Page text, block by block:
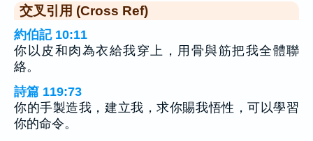
交叉引用 (Cross Ref)
約伯記 10:11
你以皮和肉為衣給我穿上，用骨與筋把我全體聯
絡。
詩篇 119:73
你的手製造我，建立我，求你賜我悟性，可以學習
你的命令。